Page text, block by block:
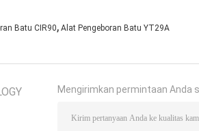
Batu CIR90, Alat Pengeboran Batu YT29A
Mengirimkan permintaan Anda